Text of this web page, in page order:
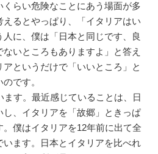
らい危険なことにあう場面が多
るとやっぱり、「イタリアはい
に、僕は「日本と同じです、良
いところもありますよ」と答え
というだけで「いいところ」と
です。
す。最近感じていることは、日
、イタリアを「故郷」ときっぱ
。僕はイタリアを12年前に出て全
います。日本とイタリアを比べれ